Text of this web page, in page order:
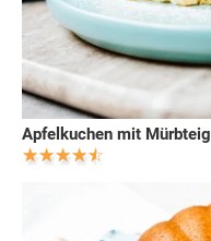
Apfelkuchen mit Mürbteig